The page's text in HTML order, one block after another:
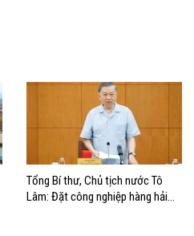
Tổng Bí thư, Chủ tịch nước Tô
Lâm: Đặt công nghiệp hàng hải